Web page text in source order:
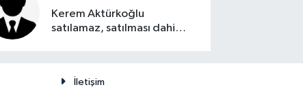
Kerem Aktürkoğlu
satılamaz, satılması dahi
İletişim